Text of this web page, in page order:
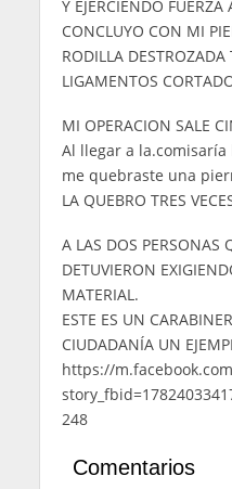
Y EJERCIENDO
CONCLUYO CON MI
RODILLA
LIGAMENTOS
MI OPERACION SALE
Al llegar a la.comisaría
me quebraste una
LA QUEBRO TRES
A LAS DOS PERSONAS
DETUVIERON
MATERIAL.
ESTE ES UN
CIUDADANÍA UN
https://
248
Comentarios